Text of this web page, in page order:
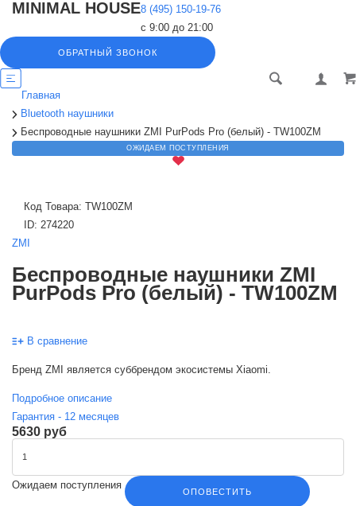
MINIMAL HOUSE8 (495) 150-19-76
с 9:00 до 21:00
ОБРАТНЫЙ ЗВОНОК
Главная
Bluetooth наушники
Беспроводные наушники ZMI PurPods Pro (белый) - TW100ZM
ОЖИДАЕМ ПОСТУПЛЕНИЯ
Код Товара: TW100ZM
ID: 274220
ZMI
Беспроводные наушники ZMI
PurPods Pro (белый) - TW100ZM
В сравнение
Бренд ZMI является суббрендом экосистемы Xiaomi.
Подробное описание
Гарантия - 12 месяцев
5630 руб
Ожидаем поступления
ОПОВЕСТИТЬ